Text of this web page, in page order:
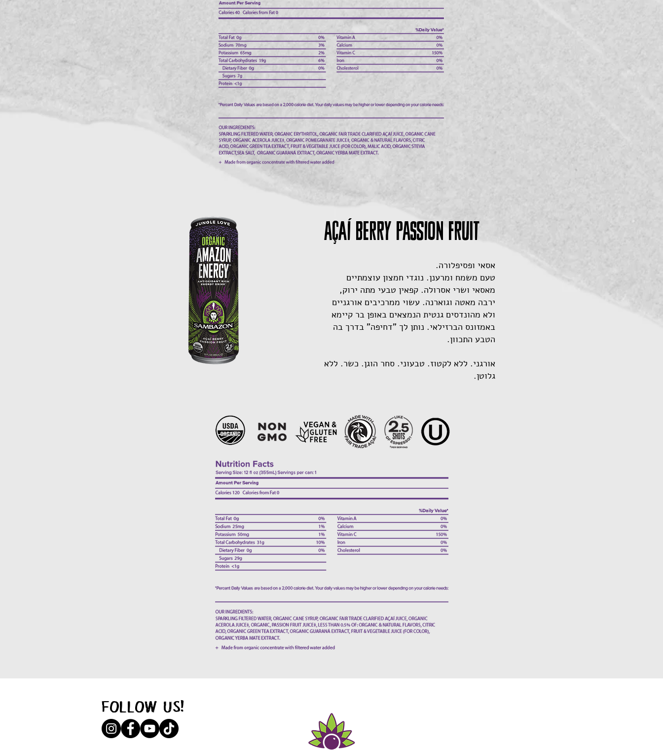
Açaí Berry PASSION FRUIT
אסאי ופסיפלורה.
טעם משמח ומרענן. נוגדי חמצון עוצמתיים
מאסאי ושרי אסרולה. קפאין טבעי מתה ירוק,
ירבה מאטה וגוארנה. עשוי ממרכיבים אורגניים
ולא מהונדסים גנטית הנמצאים באופן בר קיימא
באמזונס הברזילאי. נותן לך "דחיפה" בדרך בה
הטבע התכוון.
אורגני. ללא לקטוז. טבעוני. סחר הוגן. כשר. ללא
גלוטן.
FOLLOW US!